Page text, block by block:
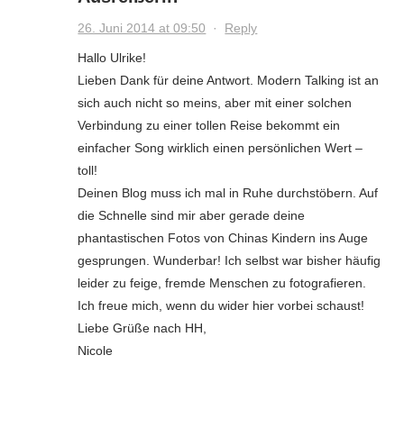
26. Juni 2014 at 09:50 · Reply
Hallo Ulrike!
Lieben Dank für deine Antwort. Modern Talking ist an
sich auch nicht so meins, aber mit einer solchen
Verbindung zu einer tollen Reise bekommt ein
einfacher Song wirklich einen persönlichen Wert –
toll!
Deinen Blog muss ich mal in Ruhe durchstöbern. Auf
die Schnelle sind mir aber gerade deine
phantastischen Fotos von Chinas Kindern ins Auge
gesprungen. Wunderbar! Ich selbst war bisher häufig
leider zu feige, fremde Menschen zu fotografieren.
Ich freue mich, wenn du wider hier vorbei schaust!
Liebe Grüße nach HH,
Nicole